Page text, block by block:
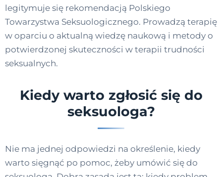
legitymuje się rekomendacją Polskiego
Towarzystwa Seksuologicznego. Prowadzą terapię
w oparciu o aktualną wiedzę naukową i metody o
potwierdzonej skuteczności w terapii trudności
seksualnych.
Kiedy warto zgłosić się do
seksuologa?
Nie ma jednej odpowiedzi na określenie, kiedy
warto sięgnąć po pomoc, żeby umówić się do